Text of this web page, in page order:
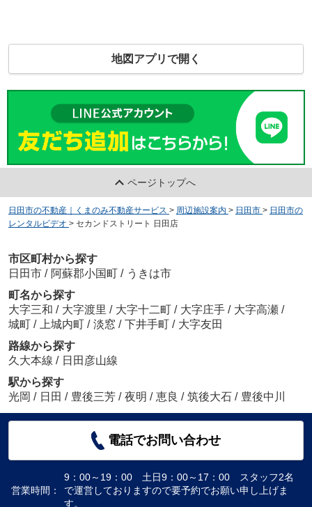
地図アプリで開く
ページトップへ
日田市の不動産｜くまのみ不動産サービス > 周辺施設案内 > 日田市 > 日田市の
レンタルビデオ > セカンドストリート 日田店
市区町村から探す
日田市 / 阿蘇郡小国町 / うきは市
町名から探す
大字三和 / 大字渡里 / 大字十二町 / 大字庄手 / 大字高瀬 /
城町 / 上城内町 / 淡窓 / 下井手町 / 大字友田
路線から探す
久大本線 / 日田彦山線
駅から探す
光岡 / 日田 / 豊後三芳 / 夜明 / 恵良 / 筑後大石 / 豊後中川
電話でお問い合わせ
営業時間：
9：00～19：00 土日9：00～17：00 スタッフ2名
で運営しておりますので要予約でお願い申し上げま
す。